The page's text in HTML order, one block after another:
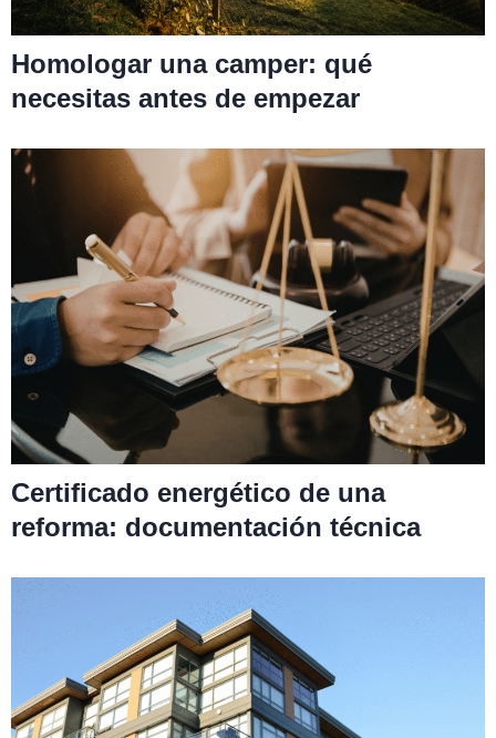
Homologar una camper: qué
necesitas antes de empezar
Certificado energético de una
reforma: documentación técnica